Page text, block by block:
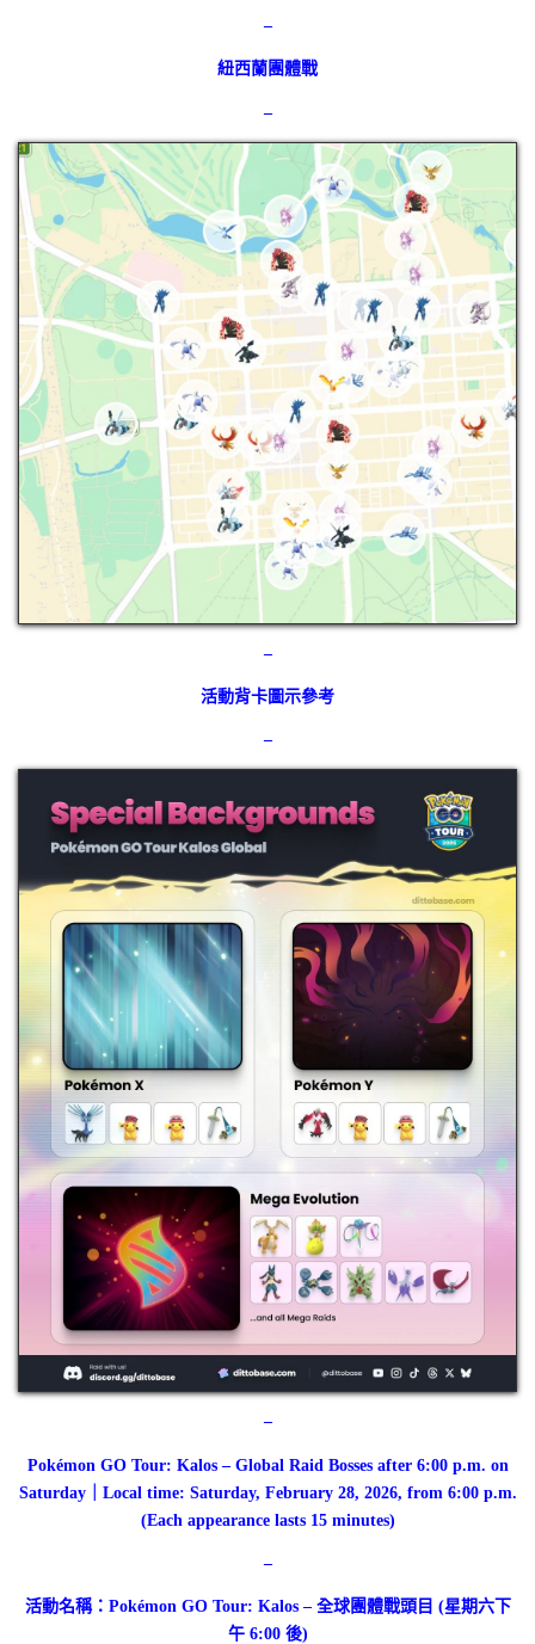
–
紐西蘭團體戰
–
–
活動背卡圖示參考
–
–
Pokémon GO Tour: Kalos – Global Raid Bosses after 6:00 p.m. on
Saturday｜Local time: Saturday, February 28, 2026, from 6:00 p.m.
(Each appearance lasts 15 minutes)
–
活動名稱：Pokémon GO Tour: Kalos – 全球團體戰頭目 (星期六下
午 6:00 後)